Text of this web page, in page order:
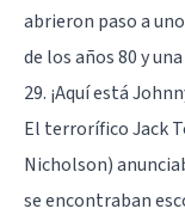
abrieron paso a
de los años 80 y
29. ¡Aquí está
El terrorífico Jack
Nicholson)
se encontraban